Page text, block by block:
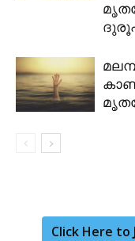
Click Here to